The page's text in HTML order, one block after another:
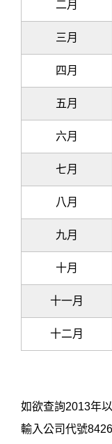
二月
三月
四月
五月
六月
七月
八月
九月
十月
十一月
十二月
如欲查詢2013年
輸入公司代號